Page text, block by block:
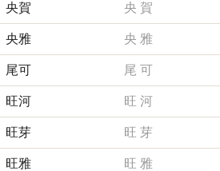
央賀 央 賀
央雅 央 雅
尾可 尾 可
旺河 旺 河
旺芽 旺 芽
旺雅 旺 雅